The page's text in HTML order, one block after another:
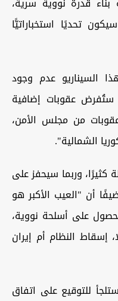
تحديًا استخباراتيًّا
السيناريو عدم وجود
ستُفرض عقوبات إضافية
من مجلس الأمن،
الشمالية".
وربما سيحفز على
أن "العيب الأكبر هو
على أسلحة نووية،
إسقاط النظام أم إيران
للتوقيع على اتفاق